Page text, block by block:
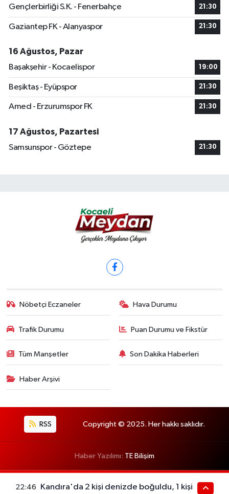
Gençlerbirliği S.K. - Fenerbahçe 21:30
Gaziantep FK - Alanyaspor 21:30
16 Ağustos, Pazar
Başakşehir - Kocaelispor
19:00
Beşiktaş - Eyüpspor 21:30
Amed - Erzurumspor FK 21:30
17 Ağustos, Pazartesi
Samsunspor - Göztepe
21:30
Nöbetçi Eczaneler Hava Durumu
Trafik Durumu Puan Durumu ve Fikstür
Tüm Manşetler Son Dakika Haberleri
Haber Arşivi
RSS Copyright © 2025. Her hakkı saklıdır.
Haber Yazılımı: TE Bilişim
22:46
Kandıra'da 2 kişi denizde boğuldu, 1 kişi